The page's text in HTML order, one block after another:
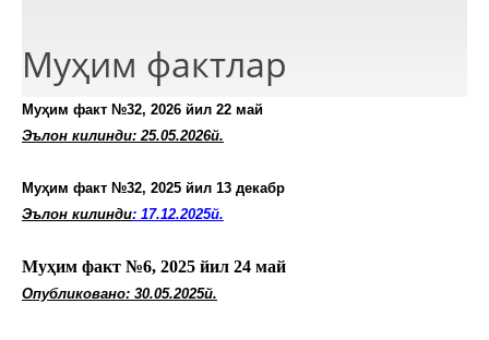
Муҳим фактлар
Муҳим факт №32, 2026 йил 22 май
Эълон килинди: 25.05.2026й.
Муҳим факт №32, 2025 йил 13 декабр
Эълон килинди: 17.12.2025й.
Муҳим факт №6, 2025 йил 24 май
Опубликовано: 30.05.2025й.